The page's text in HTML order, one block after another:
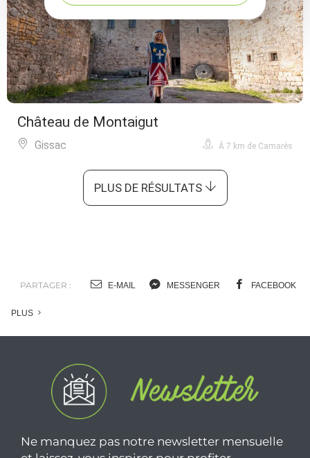
Château de Montaigut
Gissac À 7 km de Camarès
PLUS DE RÉSULTATS
PARTAGER : E-MAIL MESSENGER FACEBOOK
PLUS
Ne manquez pas notre newsletter mensuelle